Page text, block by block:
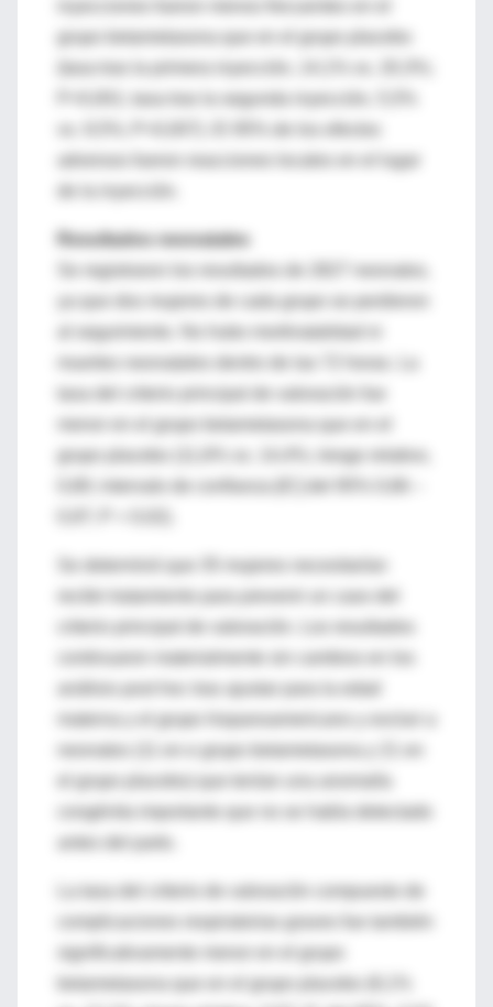
grupo betametasona que en el grupo placebo
P<0,001; tasa tras la segunda inyección, 5,5%
adversos fueron reacciones locales en el lugar
Resultados neonatales
Se registraron los resultados de 2827 neonatos,
ya que dos mujeres de cada grupo se perdieron
al seguimiento. No hubo mortinatalidad ni
menor en el grupo betametasona que en el
grupo placebo (11,6% vs. 14,4%; riesgo relativo,
materna y el grupo hispanoamericano y excluir a
neonatos (11 en e grupo betametasona y 21 en
el grupo placebo) que tenían una anomalía
congénita importante que no se había detectado
significativamente menor en el grupo
betametasona que en el grupo placebo (8,1%